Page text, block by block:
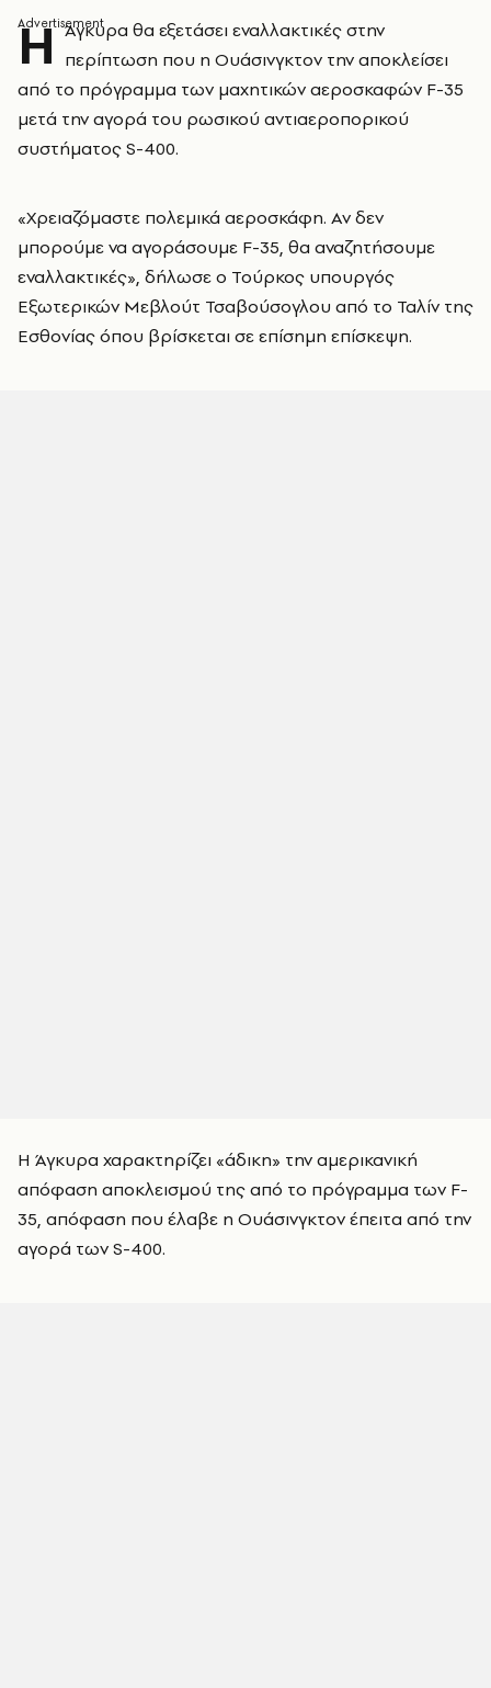
Η Άγκυρα θα εξετάσει εναλλακτικές στην
περίπτωση που η Ουάσινγκτον την αποκλείσει
από το πρόγραμμα των μαχητικών αεροσκαφών F-35
μετά την αγορά του ρωσικού αντιαεροπορικού
συστήματος S-400.
«Χρειαζόμαστε πολεμικά αεροσκάφη. Αν δεν
μπορούμε να αγοράσουμε F-35, θα αναζητήσουμε
εναλλακτικές», δήλωσε ο Τούρκος υπουργός
Εξωτερικών Μεβλούτ Τσαβούσογλου από το Ταλίν της
Εσθονίας όπου βρίσκεται σε επίσημη επίσκεψη.
Η Άγκυρα χαρακτηρίζει «άδικη» την αμερικανική
απόφαση αποκλεισμού της από το πρόγραμμα των F-
35, απόφαση που έλαβε η Ουάσινγκτον έπειτα από την
αγορά των S-400.